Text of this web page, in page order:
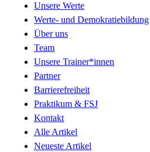
Unsere Werte
Werte- und Demokratiebildung
Über uns
Team
Unsere Trainer*innen
Partner
Barrierefreiheit
Praktikum & FSJ
Kontakt
Alle Artikel
Neueste Artikel